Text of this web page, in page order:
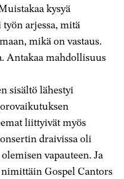
kysyä
arjessa, mitä
mikä on vastaus.
Antakaa mahdollisuus
sisältö lähestyi
liittyivät myös
draivissa oli
vapauteen. Ja
Gospel Cantors